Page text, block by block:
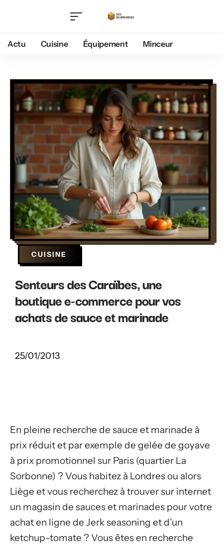
Actu Cuisine Équipement Minceur
CUISINE
Senteurs des Caraïbes, une
boutique e-commerce pour vos
achats de sauce et marinade
25/01/2013
En pleine recherche de sauce et marinade à
prix réduit et par exemple de gelée de goyave
à prix promotionnel sur Paris (quartier La
Sorbonne) ? Vous habitez à Londres ou alors
Liège et vous recherchez à trouver sur internet
un magasin de sauces et marinades pour votre
achat en ligne de Jerk seasoning et d’un
ketchup-tomate ? Vous êtes en recherche